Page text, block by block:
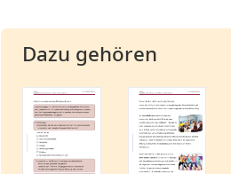
Dazu gehören